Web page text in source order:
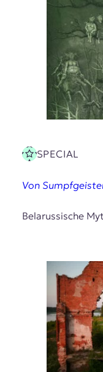
SPECIAL
Von
Belarussische